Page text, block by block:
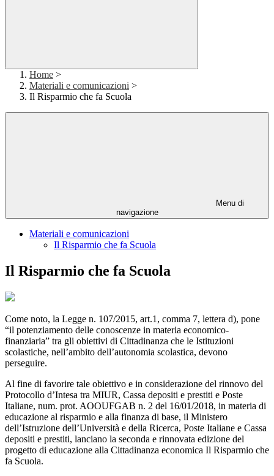
Home >
Materiali e comunicazioni >
Il Risparmio che fa Scuola
Menu di
navigazione
Materiali e comunicazioni
Il Risparmio che fa Scuola
Il Risparmio che fa Scuola
Come noto, la Legge n. 107/2015, art.1, comma 7, lettera d), pone
“il potenziamento delle conoscenze in materia economico-
finanziaria” tra gli obiettivi di Cittadinanza che le Istituzioni
scolastiche, nell’ambito dell’autonomia scolastica, devono
perseguire.
Al fine di favorire tale obiettivo e in considerazione del rinnovo del
Protocollo d’Intesa tra MIUR, Cassa depositi e prestiti e Poste
Italiane, num. prot. AOOUFGAB n. 2 del 16/01/2018, in materia di
educazione al risparmio e alla finanza di base, il Ministero
dell’Istruzione dell’Università e della Ricerca, Poste Italiane e Cassa
depositi e prestiti, lanciano la seconda e rinnovata edizione del
progetto di educazione alla Cittadinanza economica Il Risparmio che
fa Scuola.